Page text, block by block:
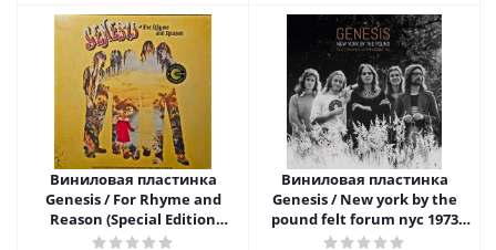
Виниловая пластинка
Genesis / For Rhyme and
Reason (Special Edition
Yellow Coloured) (1LP)
Виниловая пластинка
Genesis / New york by the
pound felt forum nyc 1973
vol. 1 (2LP)